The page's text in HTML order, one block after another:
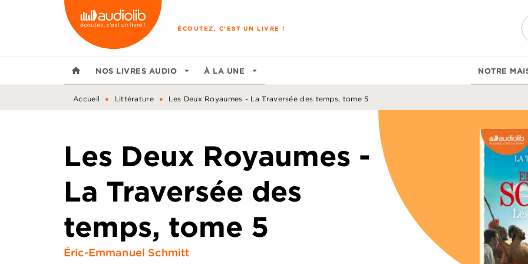
MENU RECHERCHE
ÉCOUTEZ, C'EST UN LIVRE !
home NOS LIVRES AUDIO arrow_drop_down À LA UNE arrow_drop_down NOTRE
Accueil • Littérature • Les Deux Royaumes - La Traversée des temps, tome 5
Les Deux Royaumes -
La Traversée des
temps, tome 5
Éric-Emmanuel Schmitt